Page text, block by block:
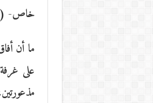
خاص- (
ما أن
على